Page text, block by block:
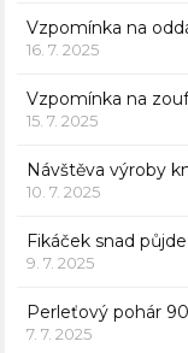
Vzpomínka na
16. 7. 2025
Vzpomínka na
15. 7. 2025
Návštěva výroby
10. 7. 2025
Fikáček snad
9. 7. 2025
Perleťový pohár
7. 7. 2025